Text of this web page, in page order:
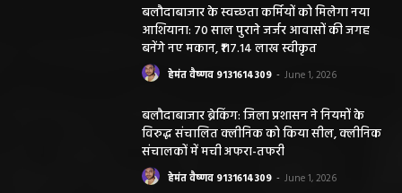
बलौदाबाजार के स्वच्छता कर्मियों को मिलेगा नया
आशियाना: 70 साल पुराने जर्जर आवासों की जगह
बनेंगे नए मकान, ₹117.14 लाख स्वीकृत
हेमंत वैष्णव 9131614309 - June 1, 2026
बलौदाबाजार ब्रेकिंग: जिला प्रशासन ने नियमों के
विरुद्ध संचालित क्लीनिक को किया सील, क्लीनिक
संचालकों में मची अफरा-तफरी
हेमंत वैष्णव 9131614309 - June 1, 2026